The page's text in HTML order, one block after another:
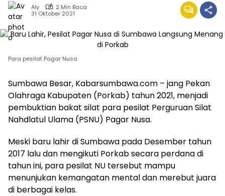
Aly
2 Min Baca
31 Oktober 2021
Para pesilat Pagar Nusa
Sumbawa Besar, Kabarsumbawa.com – jang Pekan
Olahraga Kabupaten (Porkab) tahun 2021, menjadi
pembuktian bakat silat para pesilat Perguruan Silat
Nahdlatul Ulama (PSNU) Pagar Nusa.
Meski baru lahir di Sumbawa pada Desember tahun
2017 lalu dan mengikuti Porkab secara perdana di
tahun ini, para pesilat NU tersebut mampu
menunjukan kemangatan mental dan merebut juara
di berbagai kelas.